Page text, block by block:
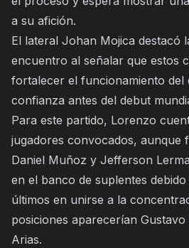
a su afición.
El lateral Johan Mojica destacó
encuentro al señalar que estos
fortalecer el funcionamiento del
confianza antes del debut
Para este partido, Lorenzo
jugadores convocados, aunque
Daniel Muñoz y Jefferson
en el banco de suplentes
últimos en unirse a la
posiciones aparecerían
Arias.